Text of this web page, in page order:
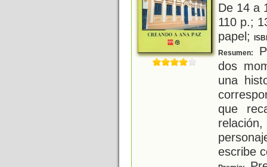
De 14 a
110 p.;
papel;
Resumen:
dos
una
que
escribe